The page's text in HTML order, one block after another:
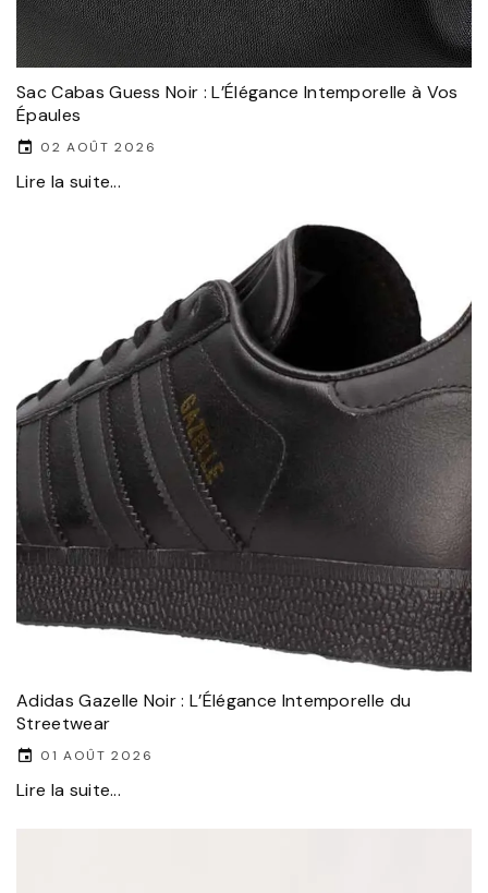
Sac Cabas Guess Noir : L’Élégance Intemporelle à Vos
Épaules
02 AOÛT 2026
Lire la suite...
Adidas Gazelle Noir : L’Élégance Intemporelle du
Streetwear
01 AOÛT 2026
Lire la suite...